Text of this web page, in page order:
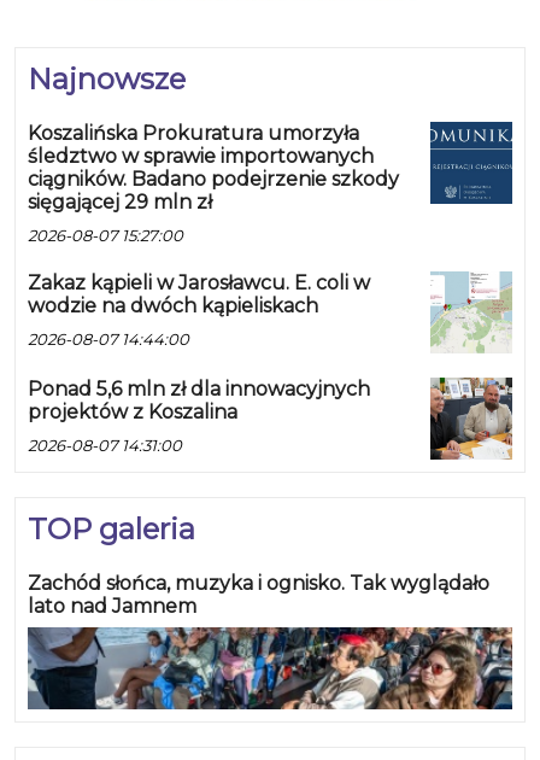
Najnowsze
Koszalińska Prokuratura umorzyła
śledztwo w sprawie importowanych
ciągników. Badano podejrzenie szkody
sięgającej 29 mln zł
2026-08-07 15:27:00
Zakaz kąpieli w Jarosławcu. E. coli w
wodzie na dwóch kąpieliskach
2026-08-07 14:44:00
Ponad 5,6 mln zł dla innowacyjnych
projektów z Koszalina
2026-08-07 14:31:00
TOP galeria
Zachód słońca, muzyka i ognisko. Tak wyglądało
lato nad Jamnem